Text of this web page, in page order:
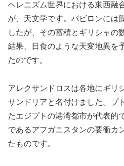
ヘレニズム世界における東西融
が、天文学です。バビロンには
したが、その蓄積とギリシャの
結果、日食のような天変地異を
たのです。
アレクサンドロスは各地にギリ
サンドリアと名付けました。プ
たエジプトの港湾都市が代表的
であるアフガニスタンの要衝カ
たものです。